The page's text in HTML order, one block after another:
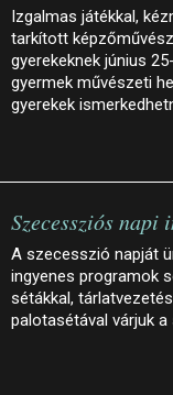
Izgalmas játékkal,
tarkított
gyerekeknek június
gyermek művészeti
gyerekek
Szecessziós napi
A szecesszió napját
ingyenes programok
sétákkal,
palotasétával várjuk